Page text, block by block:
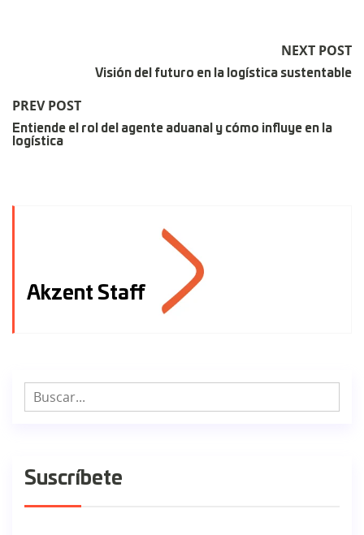
NEXT POST
Visión del futuro en la logística sustentable
PREV POST
Entiende el rol del agente aduanal y cómo influye en la
logística
Akzent Staff
Suscríbete